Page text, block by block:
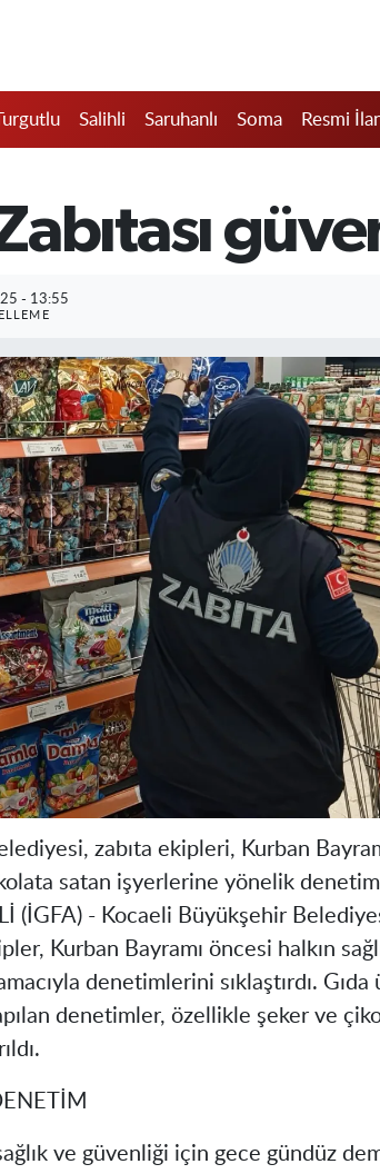
Salihli Saruhanlı Soma Resmi
- 13:55
zabıta ekipleri, Kurban
satan işyerlerine yönelik
(İGFA) -Kocaeli Büyükşehir
Kurban Bayramı öncesi halkın
denetimlerini sıklaştırdı.
denetimler, özellikle şeker ve
ve güvenliği için gece gündüz